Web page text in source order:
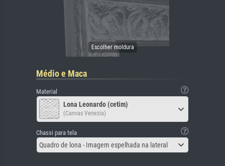
Médio e Maca
Material
Lona Leonardo (cetim)
(Canvas Venezia)
Chassi para tela
Quadro de lona - Imagem espelhada na lateral